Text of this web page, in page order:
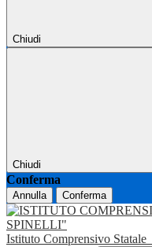
Chiudi
Chiudi
Conferma
Annulla Conferma
Istituto Comprensivo Statale